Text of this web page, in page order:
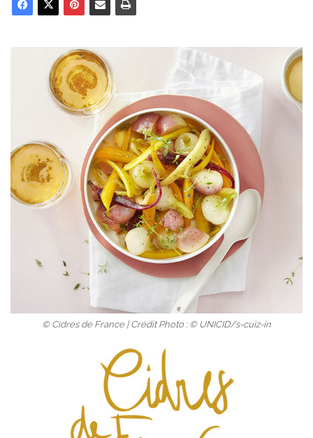
© Cidres de France | Crédit Photo : © UNICID/s-cuiz-in